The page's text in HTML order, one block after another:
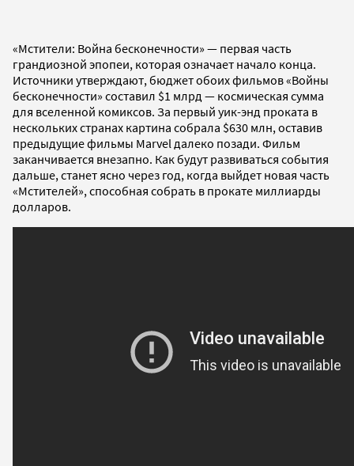
«Мстители: Война бесконечности» — первая часть
грандиозной эпопеи, которая означает начало конца.
Источники утверждают, бюджет обоих фильмов «Войны
бесконечности» составил $1 млрд — космическая сумма
для вселенной комиксов. За первый уик-энд проката в
нескольких странах картина собрала $630 млн, оставив
предыдущие фильмы Marvel далеко позади. Фильм
заканчивается внезапно. Как будут развиваться события
дальше, станет ясно через год, когда выйдет новая часть
«Мстителей», способная собрать в прокате миллиарды
долларов.